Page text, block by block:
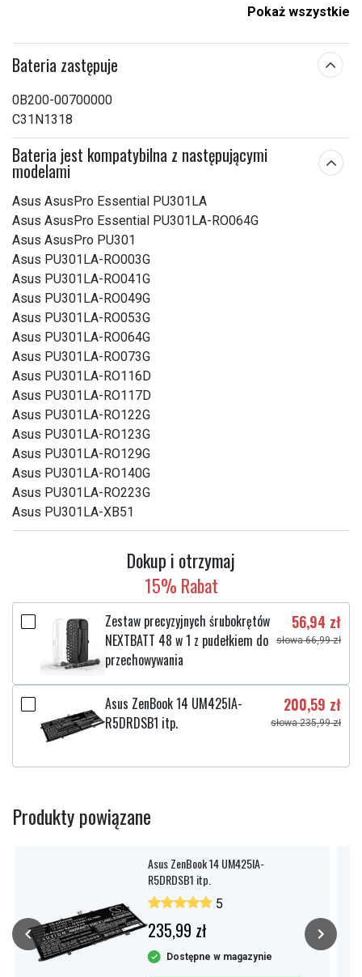
Wymiary:
294,50 x 72,77 x 11,43
Pojemność:
Sprawdź, co oznaczają poszczególne parametry
Pokaż wszystkie
Bateria zastępuje
0B200-00700000
C31N1318
Bateria jest kompatybilna z następującymi
modelami
Asus AsusPro Essential PU301LA
Asus AsusPro Essential PU301LA-RO064G
Asus AsusPro PU301
Asus PU301LA-RO003G
Asus PU301LA-RO041G
Asus PU301LA-RO049G
Asus PU301LA-RO053G
Asus PU301LA-RO064G
Asus PU301LA-RO073G
Asus PU301LA-RO116D
Asus PU301LA-RO117D
Asus PU301LA-RO122G
Asus PU301LA-RO123G
Asus PU301LA-RO129G
Asus PU301LA-RO140G
Asus PU301LA-RO223G
Asus PU301LA-XB51
Dokup i otrzymaj
15% Rabat
Zestaw precyzyjnych śrubokrętów
NEXTBATT 48 w 1 z pudełkiem do
przechowywania
56,94 zł
słowa 66,99 zł
Asus ZenBook 14 UM425IA-
R5DRDSB1 itp.
200,59 zł
słowa 235,99 zł
Produkty powiązane
Asus ZenBook 14 UM425IA-
R5DRDSB1 itp.
5
235,99 zł
Dostępne w magazynie